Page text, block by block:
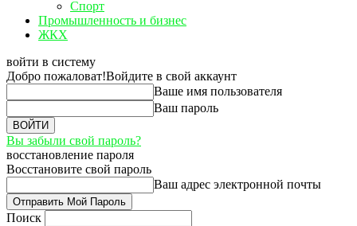
Спорт
Промышленность и бизнес
ЖКХ
войти в систему
Добро пожаловат!Войдите в свой аккаунт
Ваше имя пользователя
Ваш пароль
Вы забыли свой пароль?
восстановление пароля
Восстановите свой пароль
Ваш адрес электронной почты
Поиск